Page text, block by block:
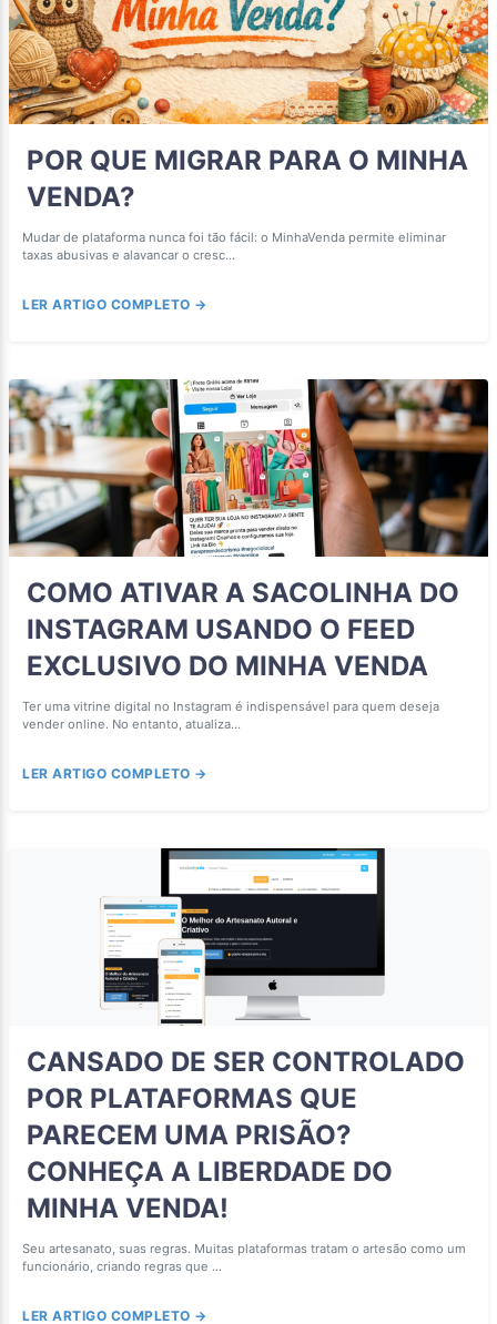
POR QUE MIGRAR PARA O MINHA
VENDA?
Mudar de plataforma nunca foi tão fácil: o MinhaVenda permite eliminar
taxas abusivas e alavancar o cresc...
LER ARTIGO COMPLETO →
COMO ATIVAR A SACOLINHA DO
INSTAGRAM USANDO O FEED
EXCLUSIVO DO MINHA VENDA
Ter uma vitrine digital no Instagram é indispensável para quem deseja
vender online. No entanto, atualiza...
LER ARTIGO COMPLETO →
CANSADO DE SER CONTROLADO
POR PLATAFORMAS QUE
PARECEM UMA PRISÃO?
CONHEÇA A LIBERDADE DO
MINHA VENDA!
Seu artesanato, suas regras. Muitas plataformas tratam o artesão como um
funcionário, criando regras que ...
LER ARTIGO COMPLETO →